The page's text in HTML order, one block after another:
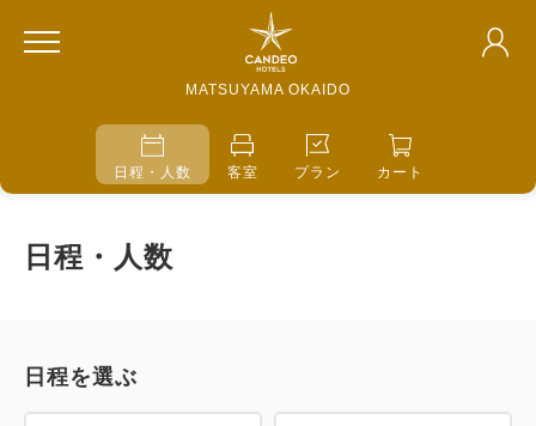
MATSUYAMA OKAIDO
日程・人数 客室 プラン カート
日程・人数
日程を選ぶ